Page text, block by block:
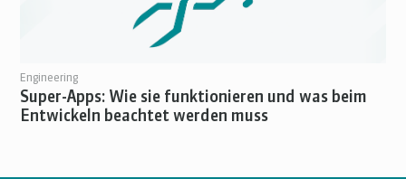
Engineering
Super-Apps: Wie sie funktionieren und was beim
Entwickeln beachtet werden muss